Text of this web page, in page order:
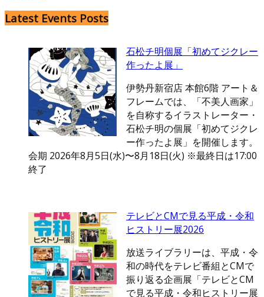
Latest Events Posts
石松チ明個展「初めてジクレー
作ったよ展」
伊勢丹新宿店 本館6階 アート＆
フレームでは、「不美人画家」
を自称するイラストレーター・
石松チ明の個展「初めてジクレ
ー作ったよ展」を開催します。
会期 2026年8月5日(水)〜8月18日(火) ※最終日は17:00
終了
テレビとCMで見る平成・令和
ヒストリー展2026
放送ライブラリーは、平成・令
和の時代をテレビ番組とCMで
振り返る企画展「テレビとCM
で見る平成・令和ヒストリー展